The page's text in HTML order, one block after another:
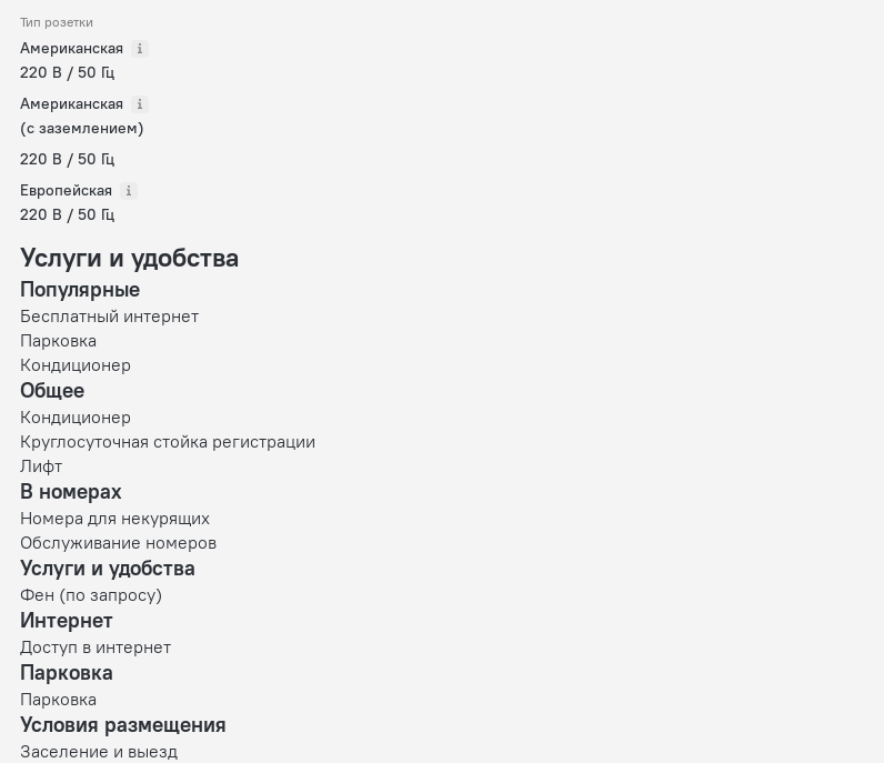
Тип розетки
Американская
220 В / 50 Гц
Американская
(с заземлением)
220 В / 50 Гц
Европейская
220 В / 50 Гц
Услуги и удобства
Популярные
Бесплатный интернет
Парковка
Кондиционер
Общее
Кондиционер
Круглосуточная стойка регистрации
Лифт
В номерах
Номера для некурящих
Обслуживание номеров
Услуги и удобства
Фен (по запросу)
Интернет
Доступ в интернет
Парковка
Парковка
Условия размещения
Заселение и выезд